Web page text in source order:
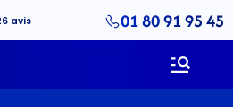
01 80 91 95 45